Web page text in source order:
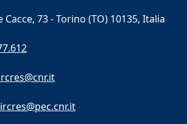
Cacce, 73 - Torino (TO) 10135, Italia